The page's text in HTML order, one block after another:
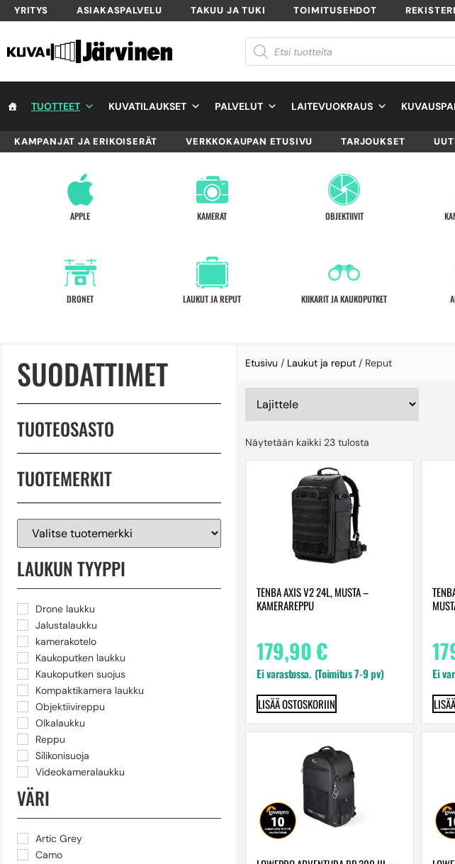
YRITYS ASIAKASPALVELU TAKUU JA TUKI TOIMITUSEHDOT
TUOTTEET KUVATILAUKSET PALVELUT LAITEVUOKRAUS
KAMPANJAT JA ERIKOISERÄT VERKKOKAUPAN ETUSIVU TARJOUKSET
APPLE
DRONET
KAMERAT
LAUKUT JA REPUT
OBJEKTIIVIT
KIIKARIT JA KAUKOPUTKET
SUODATTIMET
TUOTEOSASTO
TUOTEMERKIT
LAUKUN TYYPPI
Drone laukku
Jalustalaukku
kamerakotelo
Kaukoputken laukku
Kaukoputken suojus
Kompaktikamera laukku
Objektiivireppu
Olkalaukku
Reppu
Silikonisuoja
Videokameralaukku
VÄRI
Artic Grey
Camo
Etusivu / Laukut ja reput / Reput
Näytetään kaikki 23 tulosta
TENBA AXIS V2 24L, MUSTA –
KAMERAREPPU
179,90€
Ei varastossa. (Toimitus 7-9 pv)
LISÄÄ OSTOSKORIIN
Ei